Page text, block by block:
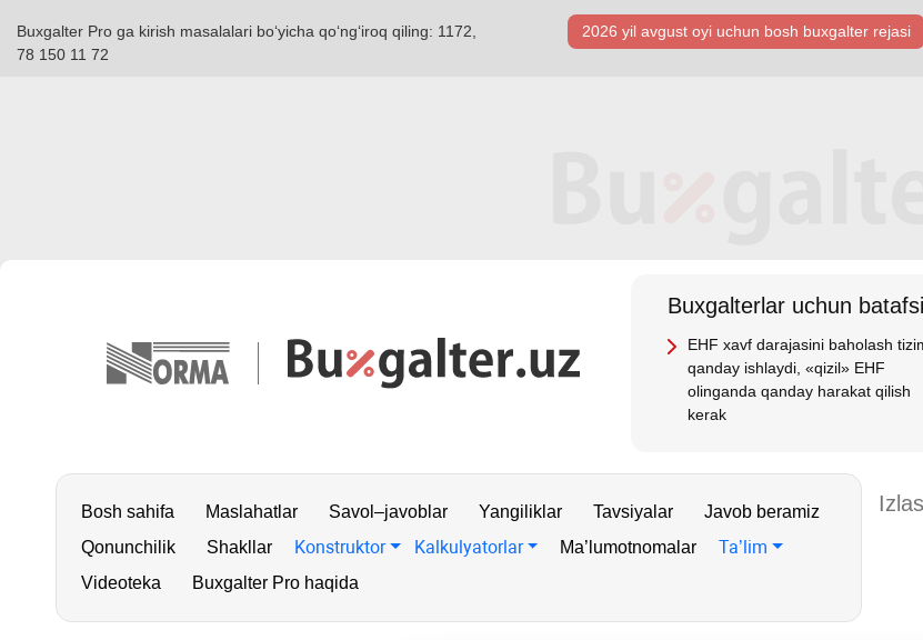
Buxgalter Pro ga kirish masalalari boʻyicha qoʻngʻiroq qiling: 1172,
78 150 11 72
2026 yil avgust oyi uchun bosh buхgalter rejasi
Buхgalterlar uchun
EHF хavf darajasini baholash
qanday ishlaydi, «qizil» EHF
olinganda qanday harakat qilish
kerak
Bosh sahifa Maslahatlar Savol–javoblar Yangiliklar Tavsiyalar
Javob beramiz
Qonunchilik
Shakllar Konstruktor Kalkulyatorlar Ma’lumotnomalar Ta’lim
Videoteka Buxgalter Pro haqida